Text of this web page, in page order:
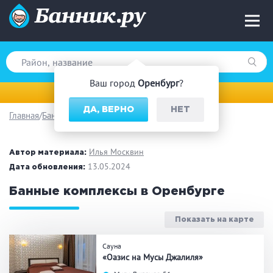
Ваш город Оренбург?
ДА, ВЕРНО НЕТ
Вид парной
Русская баня
Финская сауна
Поводы
Загородный отдых
Премиум бани
Главная Банный комплекс
Автор материала: Илья Москвин
Дата обновления: 13.05.2024
Банные комплексы в Оренбурге
Показать на карте
Сауна
«Оазис на Мусы Джалиля»